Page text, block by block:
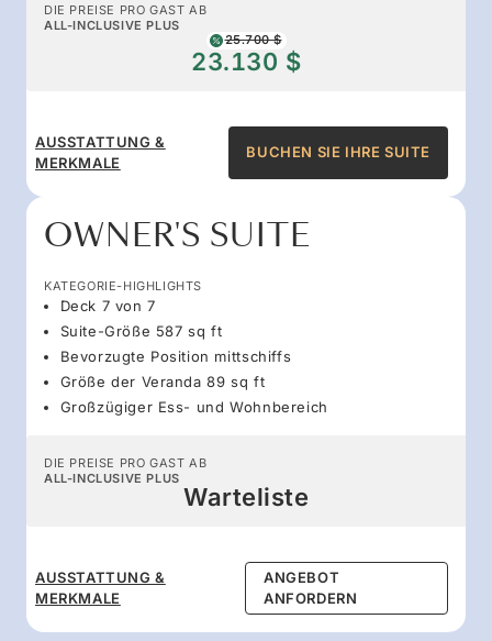
DIE PREISE PRO GAST AB
ALL-INCLUSIVE PLUS
25.700 $
23.130 $
AUSSTATTUNG &
MERKMALE
BUCHEN SIE IHRE SUITE
OWNER'S SUITE
KATEGORIE-HIGHLIGHTS
Deck 7 von 7
Suite-Größe 587 sq ft
Bevorzugte Position mittschiffs
Größe der Veranda 89 sq ft
Großzügiger Ess- und Wohnbereich
DIE PREISE PRO GAST AB
ALL-INCLUSIVE PLUS
Warteliste
AUSSTATTUNG &
MERKMALE
ANGEBOT
ANFORDERN